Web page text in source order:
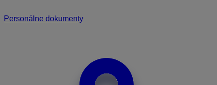
Personálne dokumenty